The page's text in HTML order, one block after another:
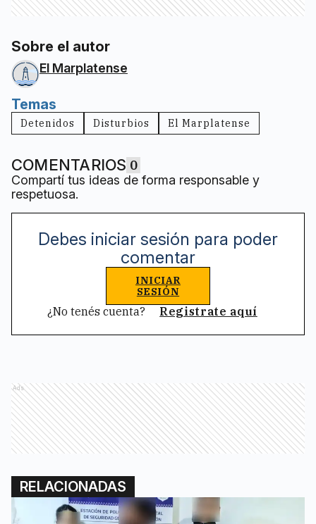
Sobre el autor
El Marplatense
Temas
Detenidos Disturbios El Marplatense
COMENTARIOS 0
Compartí tus ideas de forma responsable y
respetuosa.
Debes iniciar sesión para poder
comentar
INICIAR
SESIÓN
¿No tenés cuenta? Registrate aquí
Ads
RELACIONADAS